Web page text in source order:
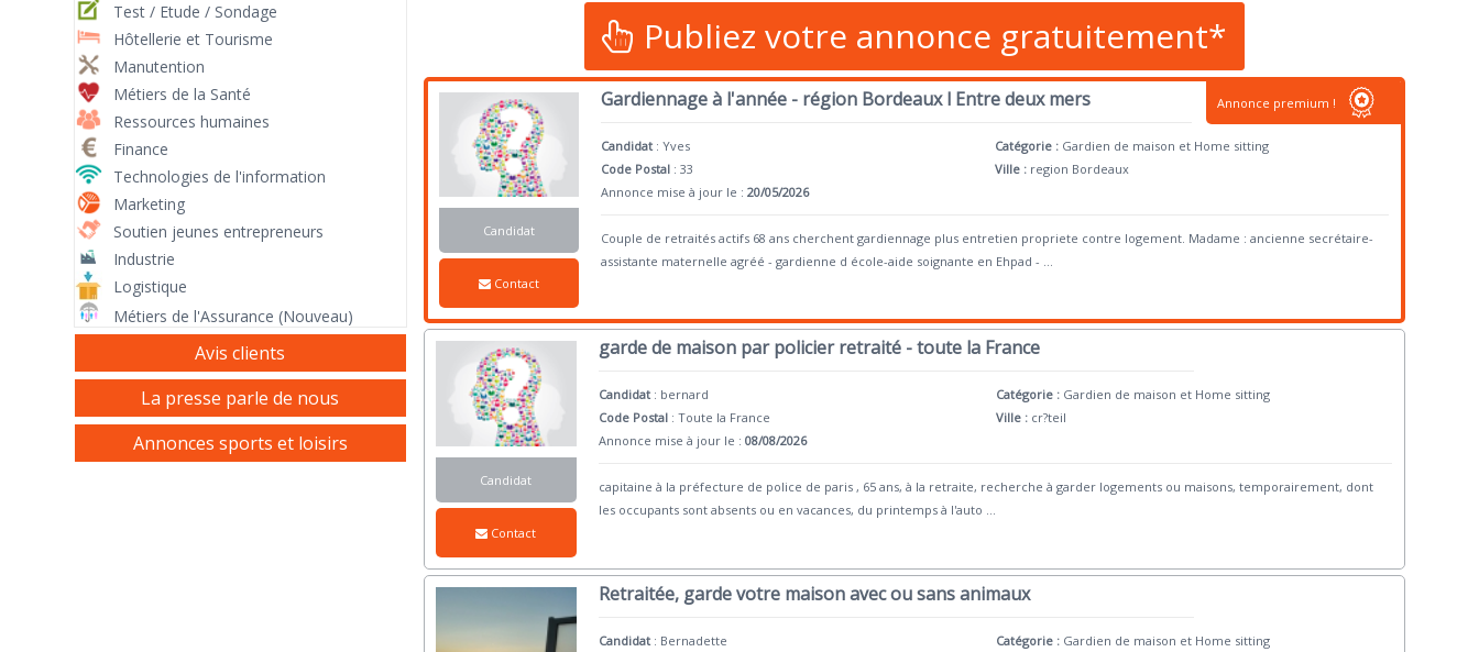
Publiez votre annonce gratuitement*
Candidat
Contact
Gardiennage à l'année - région Bordeaux l Entre deux mers
Candidat :Yves
Code Postal : 33
Annonce mise à jour le :20/05/2026
Catégorie : Gardien de maison et Home sitting
Ville : region Bordeaux
Couple de retraités actifs 68 ans cherchent gardiennage plus entretien propriete contre logement. Madame : ancienne secrétaire-
assistante maternelle agréé - gardienne d école-aide soignante en Ehpad - ...
Annonce premium !
Candidat
Contact
garde de maison par policier retraité - toute la France
Candidat : bernard
Code Postal : Toute la France
Annonce mise à jour le :08/08/2026
Catégorie : Gardien de maison et Home sitting
Ville : cr?teil
capitaine à la préfecture de police de paris , 65 ans, à la retraite, recherche à garder logements ou maisons, temporairement, dont
les occupants sont absents ou en vacances, du printemps à l'auto ...
Retraitée, garde votre maison avec ou sans animaux
Candidat : Bernadette
Catégorie : Gardien de maison et Home sitting
Test / Etude / Sondage
Hôtellerie et Tourisme
Manutention
Métiers de la Santé
Ressources humaines
Finance
Technologies de l'information
Marketing
Soutien jeunes entrepreneurs
Industrie
Logistique
Métiers de l'Assurance (Nouveau)
Avis clients
La presse parle de nous
Annonces sports et loisirs